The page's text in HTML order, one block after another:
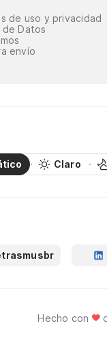
de uso y privacidad
Datos
envío
Claro
Hecho con